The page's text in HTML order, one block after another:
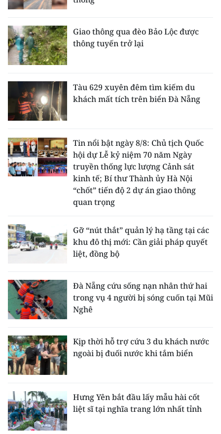
Giao thông qua đèo Bảo Lộc được
thông tuyến trở lại
Tàu 629 xuyên đêm tìm kiếm du
khách mất tích trên biển Đà Nẵng
Tin nổi bật ngày 8/8: Chủ tịch Quốc
hội dự Lễ kỷ niệm 70 năm Ngày
truyền thống lực lượng Cảnh sát
kinh tế; Bí thư Thành ủy Hà Nội
“chốt” tiến độ 2 dự án giao thông
quan trọng
Gỡ “nút thắt” quản lý hạ tầng tại các
khu đô thị mới: Cần giải pháp quyết
liệt, đồng bộ
Đà Nẵng cứu sống nạn nhân thứ hai
trong vụ 4 người bị sóng cuốn tại Mũi
Nghê
Kịp thời hỗ trợ cứu 3 du khách nước
ngoài bị đuối nước khi tắm biển
Hưng Yên bắt đầu lấy mẫu hài cốt
liệt sĩ tại nghĩa trang lớn nhất tỉnh